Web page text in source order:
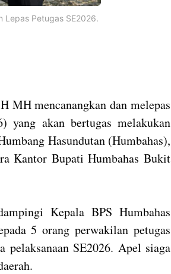
Lepas Petugas SE2026.
MH mencanangkan dan melepas
yang akan bertugas melakukan
Hasundutan (Humbahas),
Kantor Bupati Humbahas Bukit
Kepala BPS Humbahas
5 orang perwakilan petugas
pelaksanaan SE2026. Apel siaga